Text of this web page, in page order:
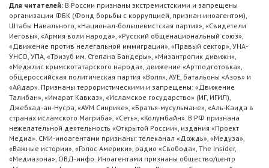
Для читателей: В России признаны экстремистскими и запрещены
организации ФБК (Фонд борьбы с коррупцией, признан иноагентом),
Штабы Навального, «Национал-большевистская партия», «Свидетели
Иеговы», «Армия воли народа», «Русский общенациональный союз»,
«Движение против нелегальной иммиграции», «Правый сектор», УНА-
УНСО, УПА, «Тризуб им. Степана Бандеры», «Мизантропик дивижн»,
«Меджлис крымскотатарского народа», движение «Артподготовка»,
общероссийская политическая партия «Воля», АУЕ, батальоны «Азов» и
«Айдар». Признаны террористическими и запрещены: «Движение
Талибан», «Имарат Кавказ», «Исламское государство» (ИГ, ИГИЛ),
Джебхад-ан-Нусра, «АУМ Синрике», «Братья-мусульмане», «Аль-Каида в
странах исламского Магриба», «Сеть», «Колумбайн». В РФ признана
нежелательной деятельность «Открытой России», издания «Проект
Медиа». СМИ-иноагентами признаны: телеканал «Дождь», «Медуза»,
«Важные истории», «Голос Америки», радио «Свобода», The Insider,
«Медиазона», ОВД-инфо. Иноагентами признаны общество/центр